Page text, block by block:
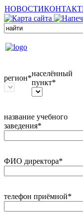
НОВОСТИ
регион*
населённый
пункт*
название учебного
заведения*
ФИО директора*
телефон приёмной*